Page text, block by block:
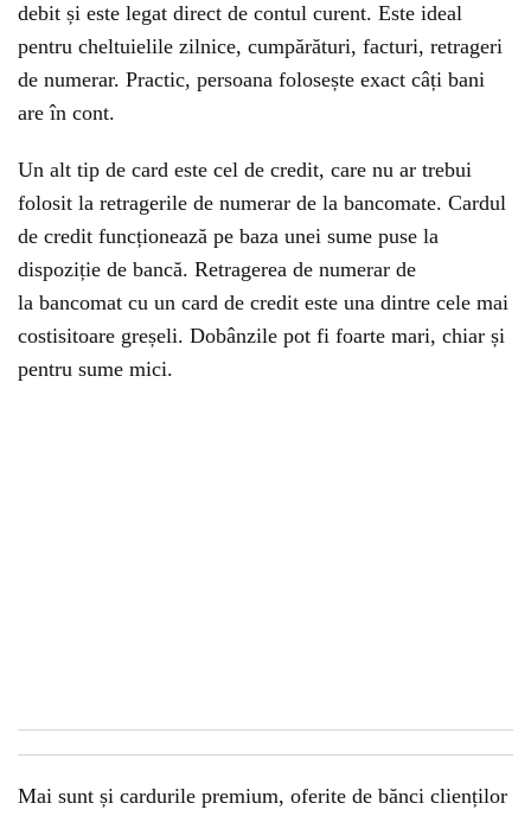
debit și este legat direct de contul curent. Este ideal
pentru cheltuielile zilnice, cumpărături, facturi, retrageri
de numerar. Practic, persoana folosește exact câți bani
are în cont.
Un alt tip de card este cel de credit, care nu ar trebui
folosit la retragerile de numerar de la bancomate. Cardul
de credit funcționează pe baza unei sume puse la
dispoziție de bancă. Retragerea de numerar de
la bancomat cu un card de credit este una dintre cele mai
costisitoare greșeli. Dobânzile pot fi foarte mari, chiar și
pentru sume mici.
Mai sunt și cardurile premium, oferite de bănci clienților